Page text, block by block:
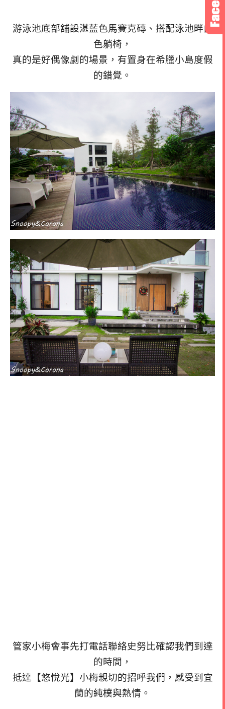
游泳池底部舖設湛藍色馬賽克磚、搭配泳池畔白
色躺椅，
真的是好偶像劇的場景，有置身在希臘小島度假
的錯覺。
管家小梅會事先打電話聯絡史努比確認我們到達
的時間，
抵達【悠悅光】小梅親切的招呼我們，感受到宜
蘭的純樸與熱情。